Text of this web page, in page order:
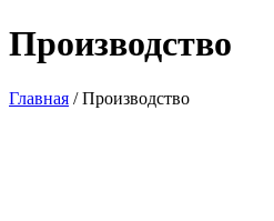
Производство
Главная /Производство